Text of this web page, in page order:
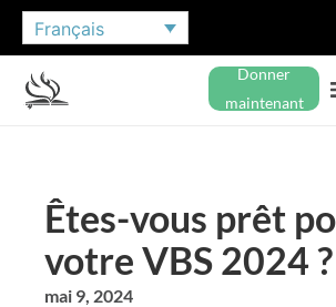
Français
Donner
maintenant
Êtes-vous prêt
votre VBS 2024 ?
mai 9, 2024